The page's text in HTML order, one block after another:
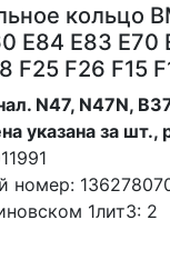
кольцо
Е84 Е83 Е70
F25 F26 F15
N47, N47N,
указана за шт.,
номер:
1лит3: 2